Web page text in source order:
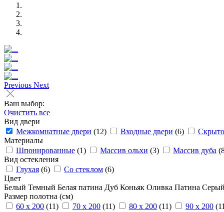
Previous Next
Ваш выбор:
Очистить все
Вид двери
Межкомнатные двери (12) Входные двери (6)
Материалы
Шпонированные (1) Массив ольхи (3) Массив дуба
Вид остекления
Глухая (6) Со стеклом (6)
Цвет
Белый Темный Белая патина Дуб Коньяк Оливка Патина
Размер полотна (см)
60 x 200 (11) 70 x 200 (11) 80 x 200 (11) 90 x 200